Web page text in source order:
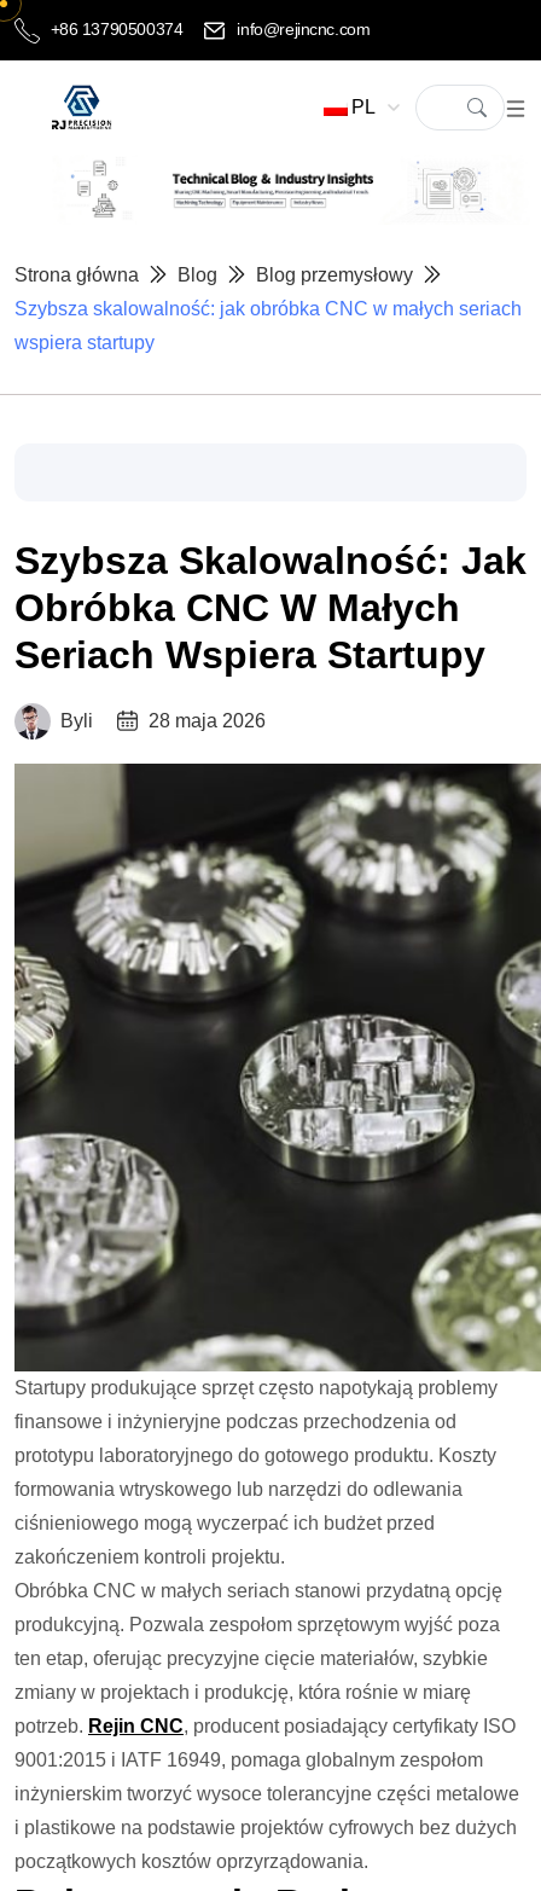
+86 13790500374 info@rejincnc.com
PL
Strona główna Blog
Blog przemysłowy
Szybsza skalowalność: jak obróbka CNC w małych seriach
wspiera startupy
Szybsza Skalowalność: Jak
Obróbka CNC W Małych
Seriach Wspiera Startupy
Byli 28 maja 2026
Startupy produkujące sprzęt często napotykają problemy
finansowe i inżynieryjne podczas przechodzenia od
prototypu laboratoryjnego do gotowego produktu. Koszty
formowania wtryskowego lub narzędzi do odlewania
ciśnieniowego mogą wyczerpać ich budżet przed
zakończeniem kontroli projektu.
Obróbka CNC w małych seriach stanowi przydatną opcję
produkcyjną. Pozwala zespołom sprzętowym wyjść poza
ten etap, oferując precyzyjne cięcie materiałów, szybkie
zmiany w projektach i produkcję, która rośnie w miarę
potrzeb. Rejin CNC, producent posiadający certyfikaty ISO
9001:2015 i IATF 16949, pomaga globalnym zespołom
inżynierskim tworzyć wysoce tolerancyjne części metalowe
i plastikowe na podstawie projektów cyfrowych bez dużych
początkowych kosztów oprzyrządowania.